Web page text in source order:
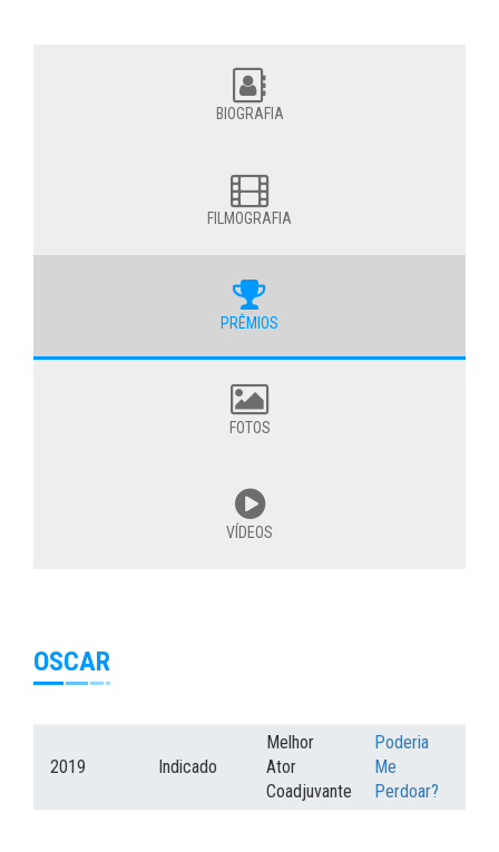
BIOGRAFIA
FILMOGRAFIA
PRÊMIOS
FOTOS
VÍDEOS
OSCAR
2019 Indicado
Melhor
Ator
Coadjuvante
Poderia
Me
Perdoar?